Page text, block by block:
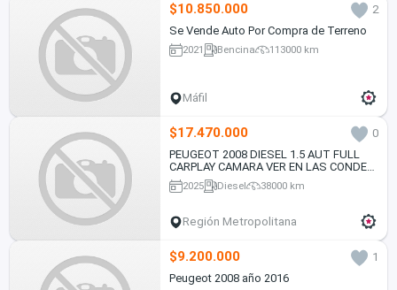
$10.850.000
2
Se Vende Auto Por Compra de Terreno
2021 Bencina 113000 km
Máfil
$17.470.000
0
PEUGEOT 2008 DIESEL 1.5 AUT FULL
CARPLAY CAMARA VER EN LAS CONDES
2025
2025 Diesel 38000 km
Región Metropolitana
$9.200.000
1
Peugeot 2008 año 2016